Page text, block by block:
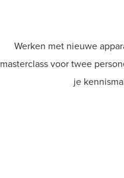
Werken met nieuwe
masterclass voor twee
je